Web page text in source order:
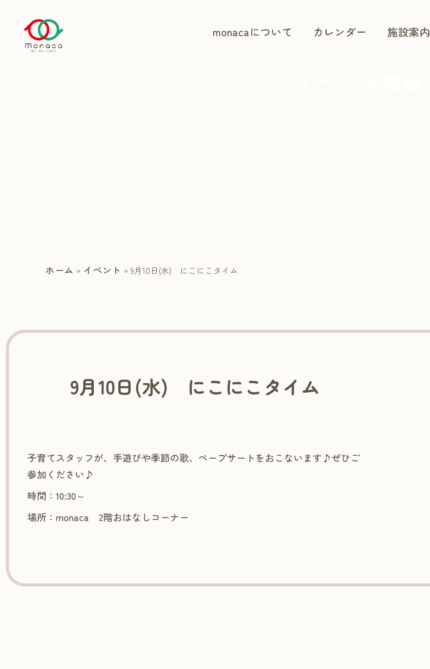
monacaについて カレンダー 施設案内
ホーム » イベント »9月10日(水) にこにこタイム
9月10日(水) にこにこタイム
子育てスタッフが、手遊びや季節の歌、ペープサートをおこないます♪ぜひご
参加ください♪
時間：10:30～
場所：monaca 2階おはなしコーナー